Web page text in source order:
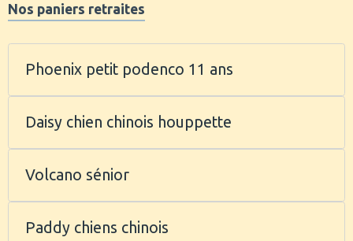
Nos paniers retraites
Phoenix petit podenco 11 ans
Daisy chien chinois houppette
Volcano sénior
Paddy chiens chinois